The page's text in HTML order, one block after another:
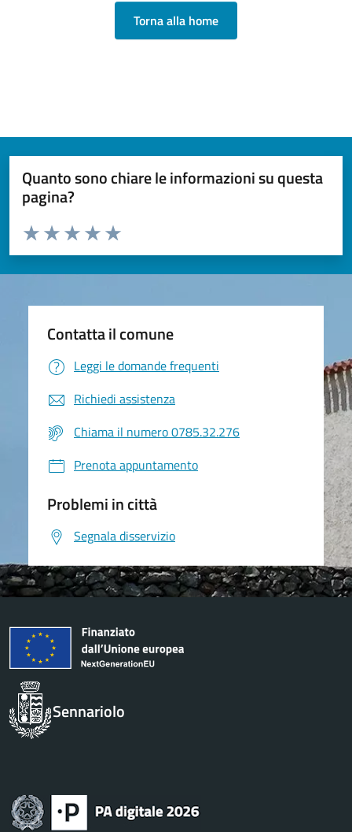
Torna alla home
Quanto sono chiare le informazioni su questa
pagina?
Valuta da 1 a 5 stelle la pagina
Valuta 5 stelle su 5
Valuta 4 stelle su 5
Valuta 3 stelle su 5
Valuta 2 stelle su 5
Valuta 1 stelle su 5
Contatta il comune
Leggi le domande frequenti
Richiedi assistenza
Chiama il numero 0785.32.276
Prenota appuntamento
Problemi in città
Segnala disservizio
Sennariolo